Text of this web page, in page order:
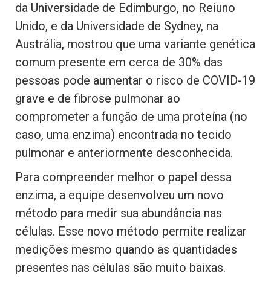
da Universidade de Edimburgo, no Reiuno
Unido, e da Universidade de Sydney, na
Austrália, mostrou que uma variante genética
comum presente em cerca de 30% das
pessoas pode aumentar o risco de COVID-19
grave e de fibrose pulmonar ao
comprometer a função de uma proteína (no
caso, uma enzima) encontrada no tecido
pulmonar e anteriormente desconhecida.
Para compreender melhor o papel dessa
enzima, a equipe desenvolveu um novo
método para medir sua abundância nas
células. Esse novo método permite realizar
medições mesmo quando as quantidades
presentes nas células são muito baixas.